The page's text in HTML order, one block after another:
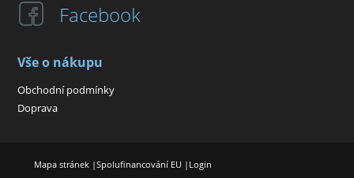
Facebook
Vše o nákupu
Obchodní podmínky
Doprava
Mapa stránek|Spolufinancování EU | Login